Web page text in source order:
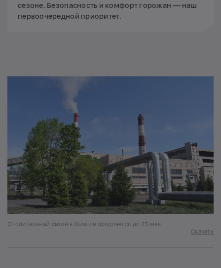
сезоне. Безопасность и комфорт горожан — наш
первоочередной приоритет.
Отопительный сезон в Кызыле продляется до 25 мая
Скачать